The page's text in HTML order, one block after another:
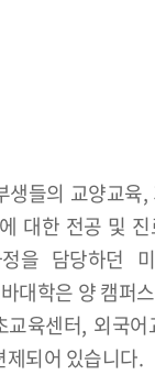
들의 교양교육
대한 전공 및
을 담당하던
대학은 양 캠퍼
육센터, 외국
되어 있습니다.